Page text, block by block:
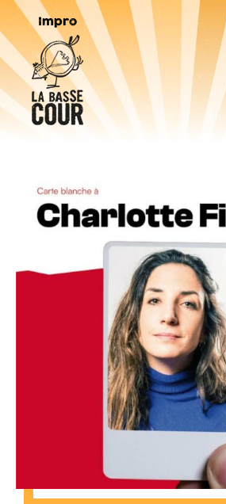
Impro